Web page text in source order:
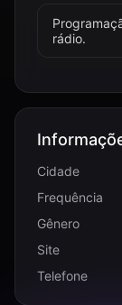
rádio.
Cidade
Frequência
Gênero
Site
Telefone